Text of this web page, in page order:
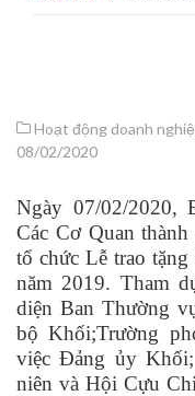
Hoạt động doanh
08/02/2020
Ngày 07/02/
Các Cơ Quan
tổ chức Lễ trao
năm 2019. Tham
diện Ban Thường
bộ Khối;Trường
việc Đảng ủy
niên và Hội Cựu